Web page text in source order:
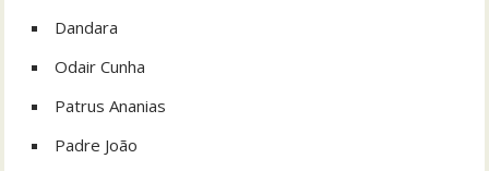
Dandara
Odair Cunha
Patrus Ananias
Padre João